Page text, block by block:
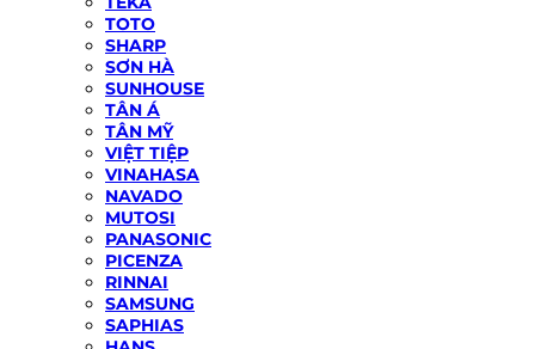
TOTO
SHARP
SƠN HÀ
SUNHOUSE
TÂN Á
TÂN MỸ
VIỆT TIỆP
VINAHASA
NAVADO
MUTOSI
PANASONIC
PICENZA
RINNAI
SAMSUNG
SAPHIAS